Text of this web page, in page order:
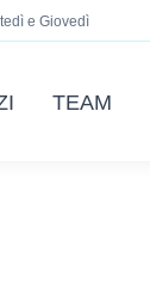
e Giovedì
TEAM